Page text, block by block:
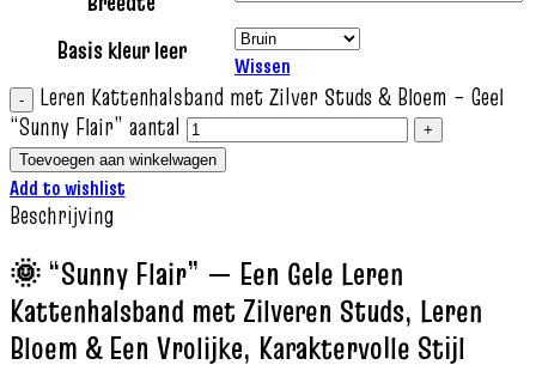
Basis kleur leer
Wissen
Leren Kattenhalsband met Zilver Studs & Bloem – Geel
“Sunny Flair” aantal
Toevoegen aan winkelwagen
Add to wishlist
Beschrijving
🌞 “Sunny Flair” — Een Gele Leren
Kattenhalsband met Zilveren Studs, Leren
Bloem & Een Vrolijke, Karaktervolle Stijl